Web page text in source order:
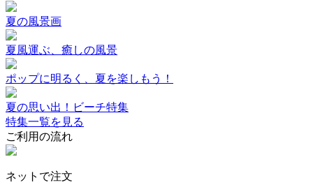
夏の風景画
夏風運ぶ、癒しの風景
ポップに明るく、夏を楽しもう！
夏の思い出！ビーチ特集
特集一覧を見る
ご利用の流れ
ネットで注文